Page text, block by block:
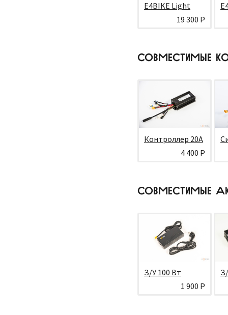
E4BIKE Light
19 300 Р
СОВМЕСТИМЫЕ
Контроллер 20А
4 400 Р
СОВМЕСТИМЫЕ
З/У 100 Вт
1 900 Р